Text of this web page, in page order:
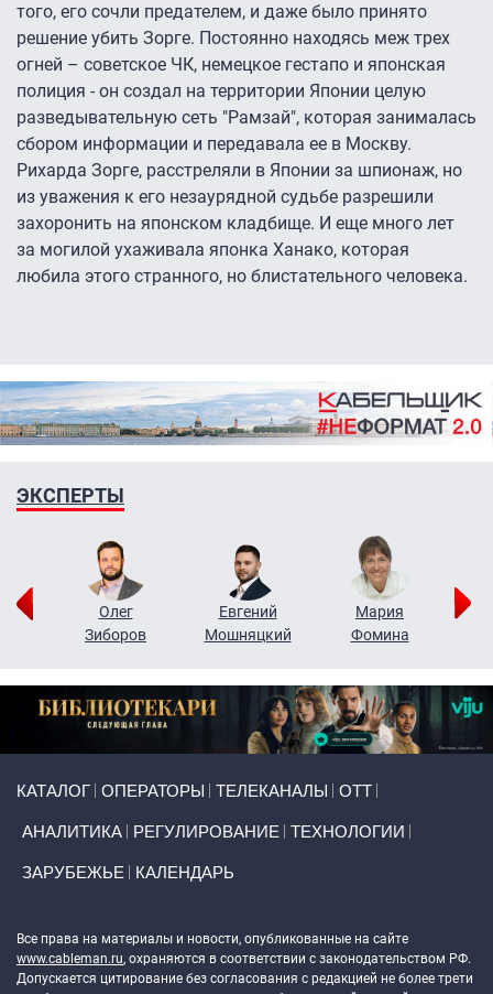
того, его сочли предателем, и даже было принято
решение убить Зорге. Постоянно находясь меж трех
огней – советское ЧК, немецкое гестапо и японская
полиция - он создал на территории Японии целую
разведывательную сеть "Рамзай", которая занималась
сбором информации и передавала ее в Москву.
Рихарда Зорге, расстреляли в Японии за шпионаж, но
из уважения к его незаурядной судьбе разрешили
захоронить на японском кладбище. И еще много лет
за могилой ухаживала японка Ханако, которая
любила этого странного, но блистательного человека.
ЭКСПЕРТЫ
Олег
Зиборов
Евгений
Мошняцкий
Мария
Фомина
КАТАЛОГ ОПЕРАТОРЫ ТЕЛЕКАНАЛЫ ОТТ
АНАЛИТИКА РЕГУЛИРОВАНИЕ ТЕХНОЛОГИИ
ЗАРУБЕЖЬЕ КАЛЕНДАРЬ
Все права на материалы и новости, опубликованные на сайте
www.cableman.ru, охраняются в соответствии с законодательством РФ.
Допускается цитирование без согласования с редакцией не более трети